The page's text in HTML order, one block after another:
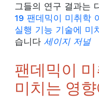
그들의 연구 결과는
19 팬데믹이 미취학
실행 기능 기술에 미
습니다 세이지 저널
팬데믹이 미
미치는 영